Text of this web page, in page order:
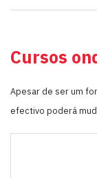
Cursos
Apesar de ser um
efectivo poderá